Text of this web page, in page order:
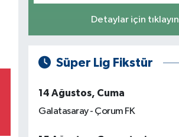
Detaylar için tıklayın
Süper Lig Fikstür
14 Ağustos, Cuma
Galatasaray - Çorum FK